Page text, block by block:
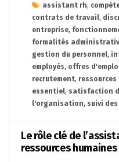
assistant rh,
contrats de travail,
entreprise,
formalités
gestion du personnel,
employés, offres
recrutement, ressources
essentiel, satisfaction
l'organisation, suivi
Le rôle clé de
ressources humaines